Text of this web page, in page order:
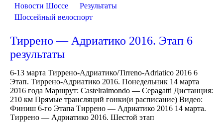
Новости Шоссе
Результаты
Шоссейный велоспорт
Тиррено — Адриатико 2016. Этап 6
результаты
6-13 марта Тиррено-Адриатико/Tirreno-Adriatico 2016 6
Этап. Тиррено-Адриатико 2016. Понедельник 14 марта
2016 года Маршрут: Castelraimondo — Cepagatti Дистанция:
210 км Прямые трансляций гонки(и расписание) Видео:
Финиш 6-го Этапа Тиррено — Адриатико 2016 14 марта.
Тиррено — Адриатико 2016. Шестой этап